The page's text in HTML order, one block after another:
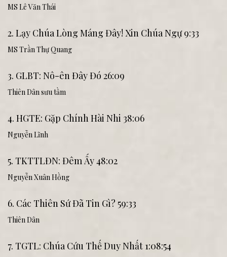
MS Lê Văn Thái
2. Lạy Chúa Lòng Máng Đây! Xin Chúa Ngự 9:33
MS Trần Thự Quang
3. GLBT: Nô-ên Đây Đó 26:09
Thiên Dân sưu tầm
4. HGTE: Gặp Chính Hài Nhi 38:06
Nguyễn Lĩnh
5. TKTTLĐN: Đêm Ấy 48:02
Nguyễn Xuân Hồng
6. Các Thiên Sứ Đã Tin Gì? 59:33
Thiên Dân
7. TGTL: Chúa Cứu Thế Duy Nhất 1:08:54